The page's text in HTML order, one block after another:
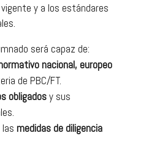
y a los estándares
será capaz de:
nacional, europeo
de PBC/FT.
obligadosy sus
medidas de diligencia